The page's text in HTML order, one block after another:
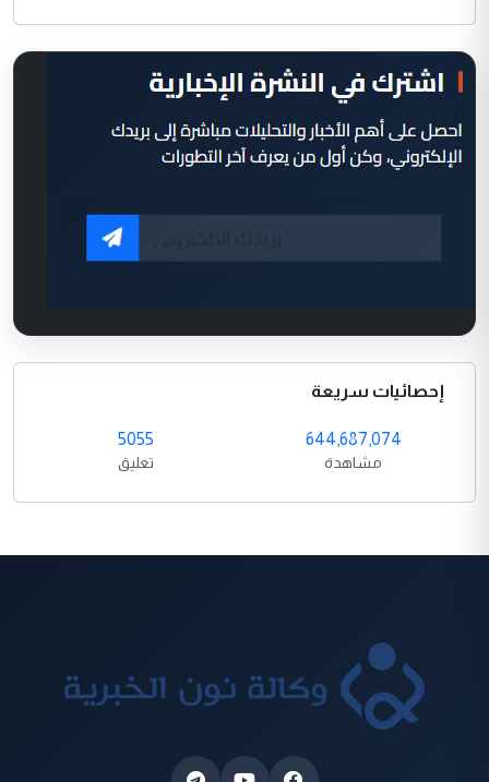
إحصائيات سريعة
644,687,074
مشاهدة
5055
تعليق